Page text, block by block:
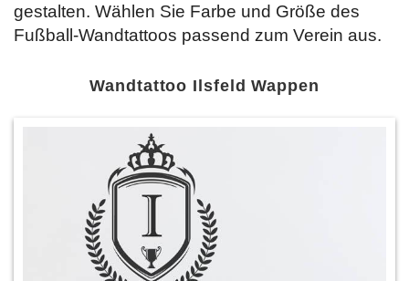
gestalten. Wählen Sie Farbe und Größe des
Fußball-Wandtattoos passend zum Verein aus.
Wandtattoo Ilsfeld Wappen